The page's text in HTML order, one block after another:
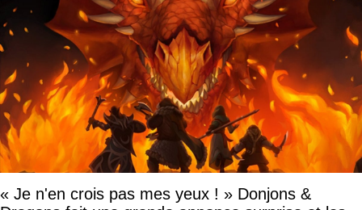
« Je n'en crois pas mes yeux ! » Donjons &